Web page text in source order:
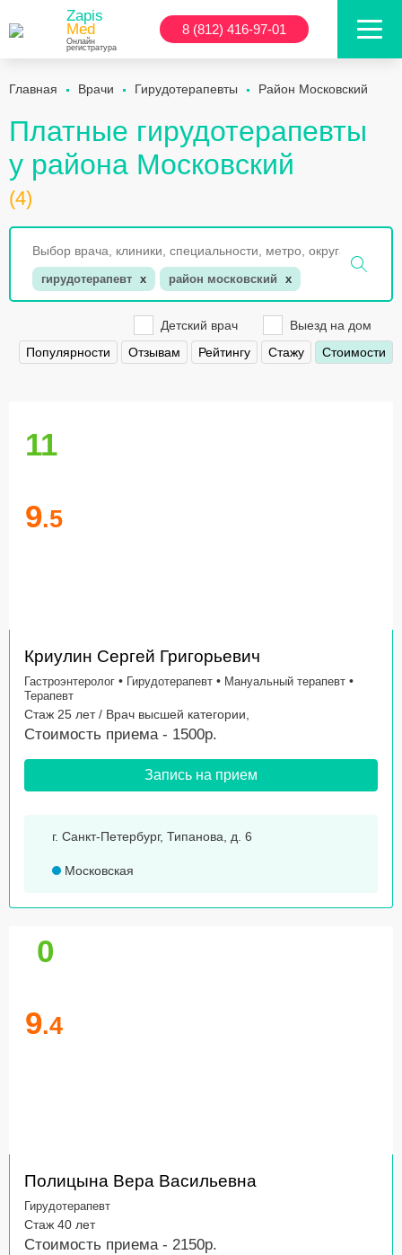
Zapis
Med
Онлайн
регистратура
8 (812) 416-97-01
Главная Врачи Гирудотерапевты Район Московский
Платные гирудотерапевты
у района Московский
(4)
гирудотерапевт x район московский x
Детский врач
Выезд на дом
Популярности
Отзывам Рейтингу Стажу Стоимости
11
9.5
Криулин Сергей Григорьевич
Гастроэнтеролог • Гирудотерапевт • Мануальный терапевт •
Терапевт
Стаж 25 лет / Врач высшей категории,
Стоимость приема - 1500р.
Запись на прием
г. Санкт-Петербург, Типанова, д. 6
Московская
0
9.4
Полицына Вера Васильевна
Гирудотерапевт
Стаж 40 лет
Стоимость приема - 2150р.